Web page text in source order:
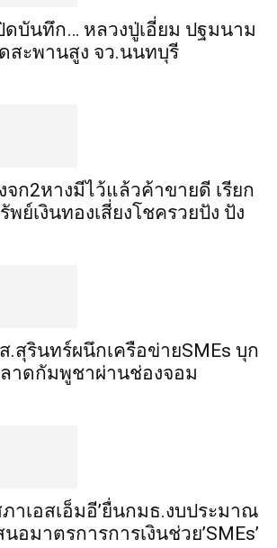
ดบันทึก… หลวงปู่เอี่ยม ​ปฐม​นาม​
สะพานสูง​ จว.นนทบุรี
จก​2​หาง​มีไว้แล้ว​ค้าขาย​ดี​ เรียก​
พย์เงินทอง​เสี่ยงโชค​รวยปัง​ ปัง​
.สุรินทร์ผนึกเครือข่ายSMEs บุก
าดกัมพูชาผ่านช่องจอม
ภาเอสเอ็มอี’ยื่นกมธ.งบประมาณ
นอมาตรการการเงินช่วย’SMEs’